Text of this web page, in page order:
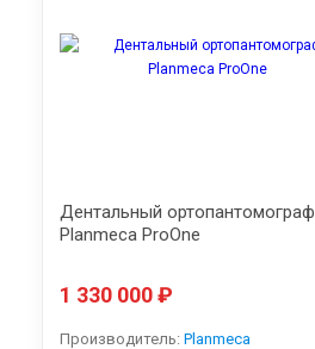
Дентальный ортопантомограф
Planmeca ProOne
1 330 000₽
Производитель: Planmeca